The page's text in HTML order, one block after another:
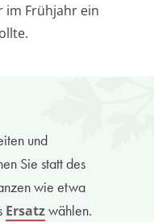
im Frühjahr ein
und
Sie statt des
wie etwa
Ersatzwählen.